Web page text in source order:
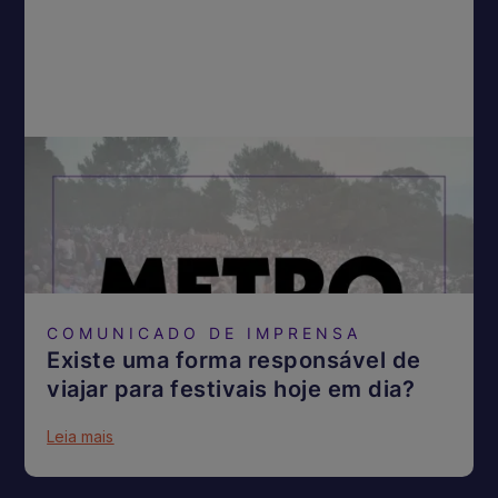
COMUNICADO DE IMPRENSA
Existe uma forma responsável de
viajar para festivais hoje em dia?
Leia mais